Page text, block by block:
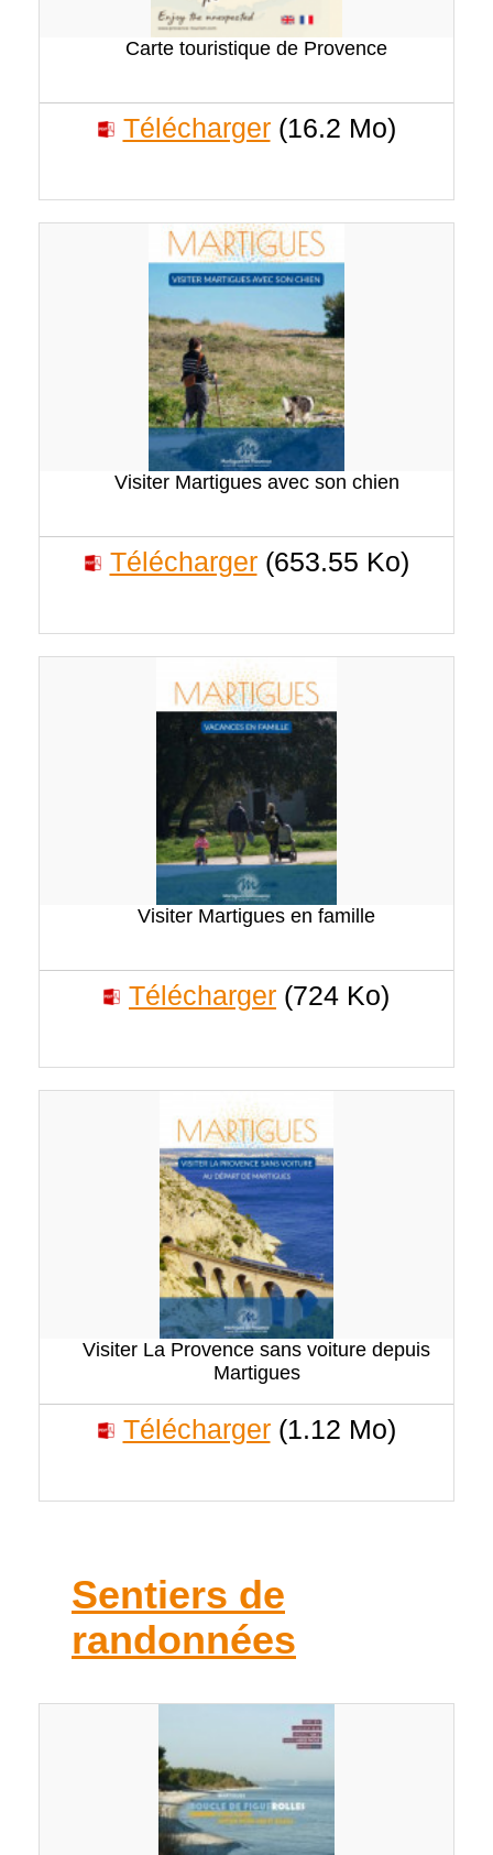
Carte touristique de Provence
Télécharger (16.2 Mo)
Visiter Martigues avec son chien
Télécharger (653.55 Ko)
Visiter Martigues en famille
Télécharger (724 Ko)
Visiter La Provence sans voiture depuis
Martigues
Télécharger (1.12 Mo)
Sentiers de
randonnées